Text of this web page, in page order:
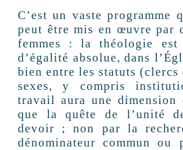
C’est un vaste programme
peut être mis en œuvre par
femmes : la théologie
d’égalité absolue, dans
bien entre les statuts (clercs
sexes, y compris
travail aura une dimension
que la quête de l’unité
devoir ; non par la
dénominateur commun ou